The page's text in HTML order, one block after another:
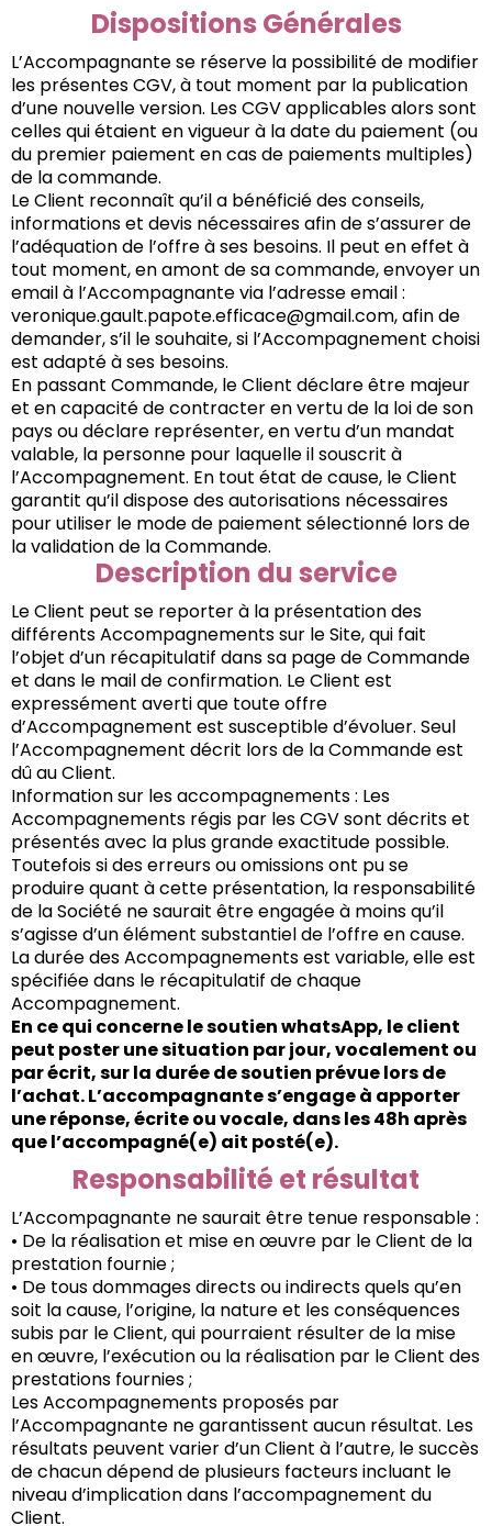
Dispositions Générales
L’Accompagnante se réserve la possibilité de modifier
les présentes CGV, à tout moment par la publication
d’une nouvelle version. Les CGV applicables alors sont
celles qui étaient en vigueur à la date du paiement (ou
du premier paiement en cas de paiements multiples)
de la commande.
Le Client reconnaît qu’il a bénéficié des conseils,
informations et devis nécessaires afin de s’assurer de
l’adéquation de l’offre à ses besoins. Il peut en effet à
tout moment, en amont de sa commande, envoyer un
email à l’Accompagnante via l’adresse email :
veronique.gault.papote.efficace@gmail.com, afin de
demander, s’il le souhaite, si l’Accompagnement choisi
est adapté à ses besoins.
En passant Commande, le Client déclare être majeur
et en capacité de contracter en vertu de la loi de son
pays ou déclare représenter, en vertu d’un mandat
valable, la personne pour laquelle il souscrit à
l’Accompagnement. En tout état de cause, le Client
garantit qu’il dispose des autorisations nécessaires
pour utiliser le mode de paiement sélectionné lors de
la validation de la Commande.
Description du service
Le Client peut se reporter à la présentation des
différents Accompagnements sur le Site, qui fait
l’objet d’un récapitulatif dans sa page de Commande
et dans le mail de confirmation. Le Client est
expressément averti que toute offre
d’Accompagnement est susceptible d’évoluer. Seul
l’Accompagnement décrit lors de la Commande est
dû au Client.
Information sur les accompagnements : Les
Accompagnements régis par les CGV sont décrits et
présentés avec la plus grande exactitude possible.
Toutefois si des erreurs ou omissions ont pu se
produire quant à cette présentation, la responsabilité
de la Société ne saurait être engagée à moins qu’il
s’agisse d’un élément substantiel de l’offre en cause.
La durée des Accompagnements est variable, elle est
spécifiée dans le récapitulatif de chaque
Accompagnement.
En ce qui concerne le soutien whatsApp, le client
peut poster une situation par jour, vocalement ou
par écrit, sur la durée de soutien prévue lors de
l’achat. L’accompagnante s’engage à apporter
une réponse, écrite ou vocale, dans les 48h après
que l’accompagné(e) ait posté(e).
Responsabilité et résultat
L’Accompagnante ne saurait être tenue responsable :
• De la réalisation et mise en œuvre par le Client de la
prestation fournie ;
• De tous dommages directs ou indirects quels qu’en
soit la cause, l’origine, la nature et les conséquences
subis par le Client, qui pourraient résulter de la mise
en œuvre, l’exécution ou la réalisation par le Client des
prestations fournies ;
Les Accompagnements proposés par
l’Accompagnante ne garantissent aucun résultat. Les
résultats peuvent varier d’un Client à l’autre, le succès
de chacun dépend de plusieurs facteurs incluant le
niveau d’implication dans l’accompagnement du
Client.